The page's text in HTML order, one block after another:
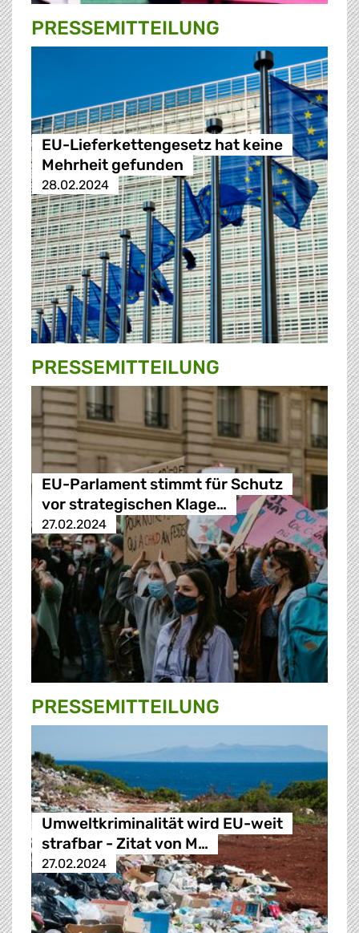
PRESSE­MITTEILUNG
EU-Lieferkettengesetz hat keine
Mehrheit gefunden
28.02.2024
PRESSE­MITTEILUNG
EU-Parlament stimmt für Schutz
vor strategischen Klage…
27.02.2024
PRESSE­MITTEILUNG
Umweltkriminalität wird EU-weit
strafbar - Zitat von M…
27.02.2024